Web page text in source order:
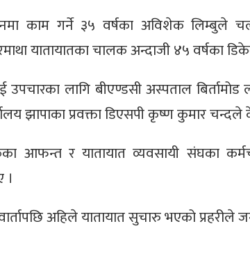
काम गर्ने ३५ वर्षका अविशेक लिम्बुले
यातायातका चालक अन्दाजी ४५ वर्षका
उपचारका लागि बीएण्डसी अस्पताल
झापाका प्रवक्ता डिएसपी कृष्ण कुमार
आफन्त र यातायात व्यवसायी संघका
अहिले यातायात सुचारु भएको प्रहरीले